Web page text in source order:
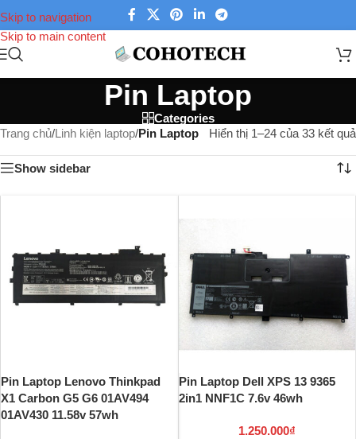
Skip to navigation
Skip to main content
Pin Laptop
Categories
Trang chủ/Linh kiện laptop/Pin Laptop Hiển thị 1–24 của 33 kết quả
Show sidebar
Pin Laptop Lenovo Thinkpad
X1 Carbon G5 G6 01AV494
01AV430 11.58v 57wh
Pin Laptop Dell XPS 13 9365
2in1 NNF1C 7.6v 46wh
1.250.000₫